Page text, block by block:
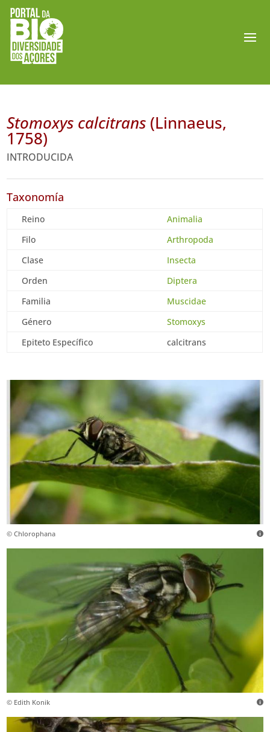
Stomoxys calcitrans (Linnaeus,
1758)
INTRODUCIDA
Taxonomía
Reino
Animalia
Filo
Arthropoda
Clase
Insecta
Orden
Diptera
Familia
Muscidae
Género
Stomoxys
Epiteto Específico
calcitrans
© Chlorophana
© Edith Konik